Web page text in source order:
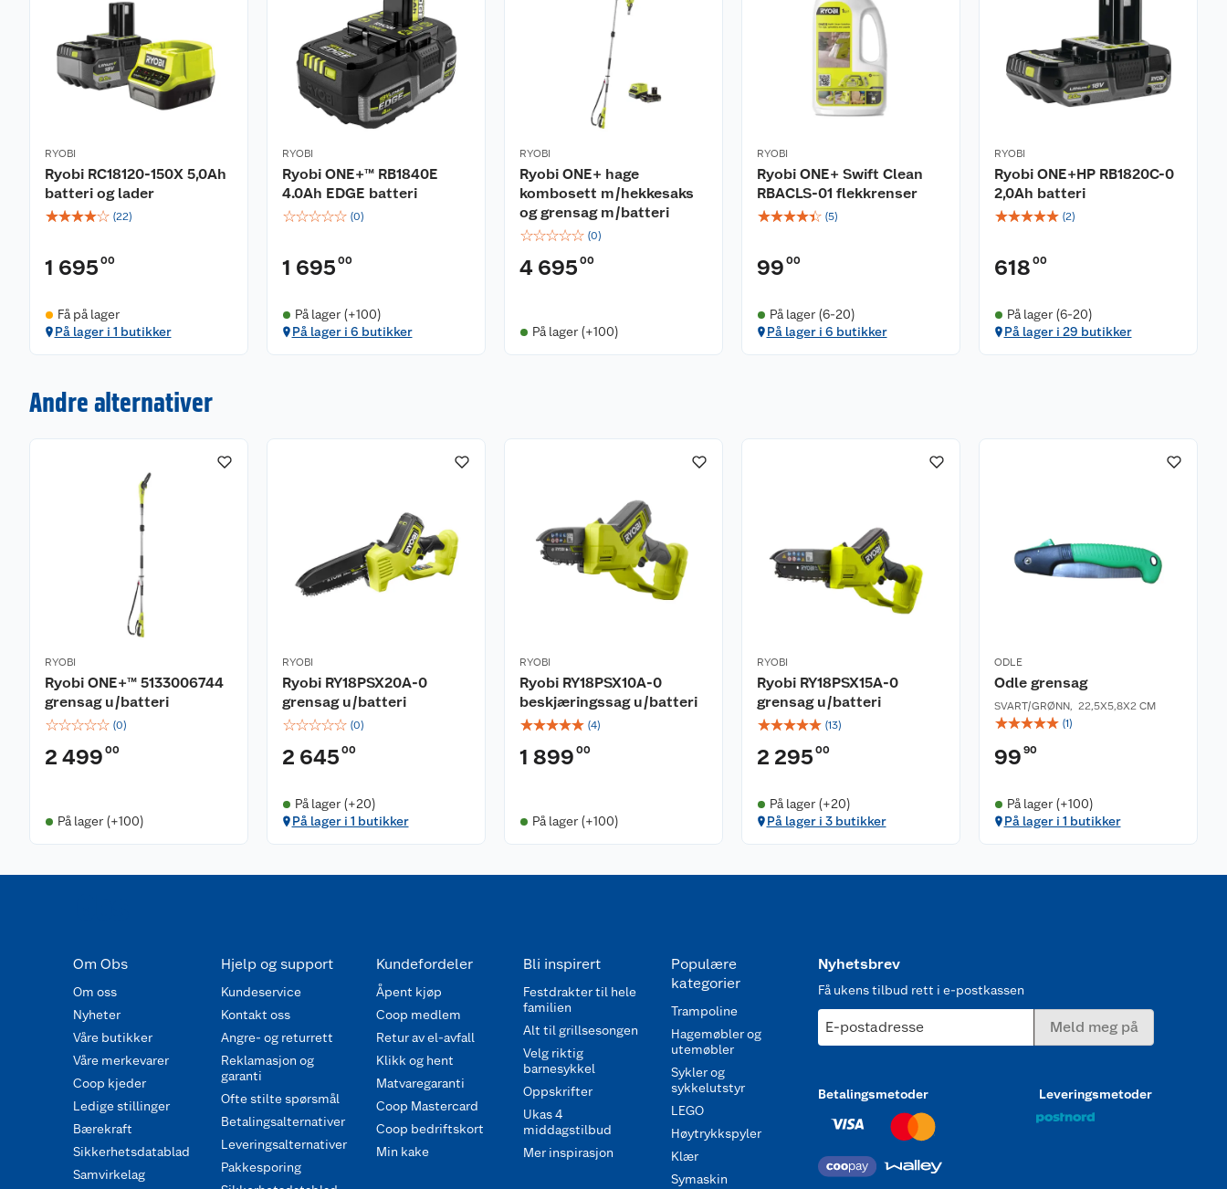
Sverdlengde 20 cm
Justerbart hode Nei
RYOBI
Ryobi RC18120-150X 5,0Ah
batteri og lader
☆☆☆☆☆ (22)
1 695 00
Få på lager
På lager i 1 butikker
RYOBI
Ryobi ONE+™ RB1840E
4.0Ah EDGE batteri
☆☆☆☆☆ (0)
1 695 00
På lager (+100)
På lager i 6 butikker
RYOBI
Ryobi ONE+ hage
kombosett m/hekkesaks
og grensag m/batteri
☆☆☆☆☆ (0)
4 695 00
På lager (+100)
RYOBI
Ryobi ONE+ Swift Clean
RBACLS-01 flekkrenser
☆☆☆☆☆ (5)
99 00
På lager (6-20)
På lager i 6 butikker
RYOBI
Ryobi ONE+HP RB1820C-0
2,0Ah batteri
☆☆☆☆☆ (2)
618 00
På lager (6-20)
På lager i 29 butikker
Andre alternativer
RYOBI
Ryobi ONE+™ 5133006744
grensag u/batteri
☆☆☆☆☆ (0)
2 499 00
På lager (+100)
RYOBI
Ryobi RY18PSX20A-0
grensag u/batteri
☆☆☆☆☆ (0)
2 645 00
På lager (+20)
På lager i 1 butikker
RYOBI
Ryobi RY18PSX10A-0
beskjæringssag u/batteri
☆☆☆☆☆ (4)
1 899 00
På lager (+100)
RYOBI
Ryobi RY18PSX15A-0
grensag u/batteri
☆☆☆☆☆ (13)
2 295 00
På lager (+20)
På lager i 3 butikker
ODLE
Odle grensag
SVART/GRØNN, 22,5X5,8X2 CM
☆☆☆☆☆ (1)
99 90
På lager (+100)
På lager i 1 butikker
Om Obs
Om oss
Nyheter
Våre butikker
Våre merkevarer
Coop kjeder
Ledige stillinger
Bærekraft
Sikkerhetsdatablad
Samvirkelag
Hjelp og support
Kundeservice
Kontakt oss
Angre- og returrett
Reklamasjon og
garanti
Ofte stilte spørsmål
Betalingsalternativer
Leveringsalternativer
Pakkesporing
Kundefordeler
Åpent kjøp
Coop medlem
Retur av el-avfall
Klikk og hent
Matvaregaranti
Coop Mastercard
Coop bedriftskort
Min kake
Bli inspirert
Festdrakter til hele
familien
Alt til grillsesongen
Velg riktig
barnesykkel
Oppskrifter
Ukas 4
middagstilbud
Mer inspirasjon
Populære
kategorier
Trampoline
Hagemøbler og
utemøbler
Sykler og
sykkelutstyr
LEGO
Høytrykkspyler
Klær
Symaskin
Nyhetsbrev
Få ukens tilbud rett i e-postkassen
E-postadresse Meld meg på
Betalingsmetoder Leveringsmetoder